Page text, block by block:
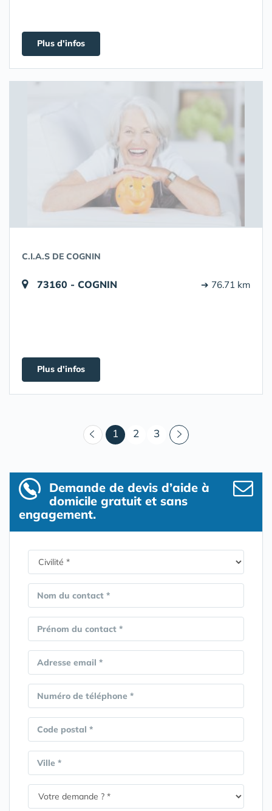
Plus d'infos
C.I.A.S DE COGNIN
73160 - COGNIN ➔ 76.71 km
Plus d'infos
1 (courant)
2 3
Demande de devis d’aide à
domicile gratuit et sans
engagement.
Nom du contact *
Prénom du contact *
Adresse email *
Numéro de téléphone *
Code postal *
Ville *